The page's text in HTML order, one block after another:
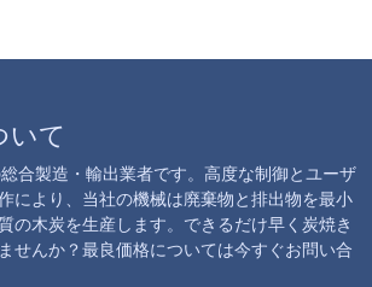
いて
合製造・輸出業者です。高度な制御とユーザ
により、当社の機械は廃棄物と排出物を最小
の木炭を生産します。できるだけ早く炭焼き
せんか？最良価格については今すぐお問い合